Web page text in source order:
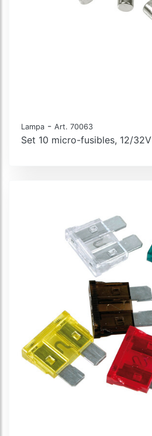
Lampa - Art. 70063
Set 10 micro-fusibles, 12/32V